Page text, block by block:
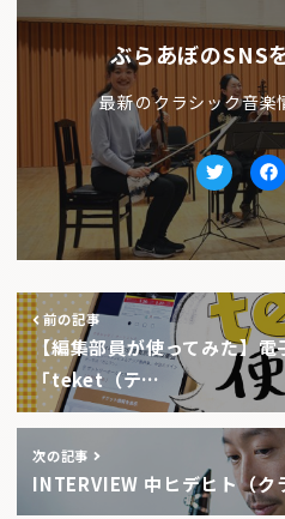
ぶらあぼのSNS
最新のクラシック音楽
Twitter
前の記事
【編集部員が使ってみた】
「teket（テ…
次の記事
INTERVIEW 中ヒデヒト（ク